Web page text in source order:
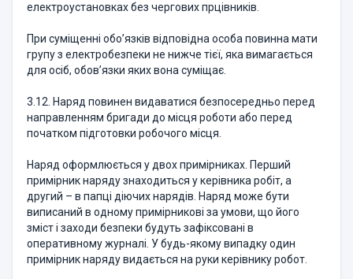
електроустановках без чергових прцівників.
При суміщенні обо’язків відповідна особа повинна мати
групу з електробезпеки не нижче тієї, яка вимагається
для осіб, обов’язки яких вона суміщає.
3.12. Наряд повинен видаватися безпосередньо перед
направленням бригади до місця роботи або перед
початком підготовки робочого місця.
Наряд оформлюється у двох примірниках. Перший
примірник наряду знаходиться у керівника робіт, а
другий – в папці діючих нарядів. Наряд може бути
виписаний в одному примірникові за умови, що його
зміст і заходи безпеки будуть зафіксовані в
оперативному журналі. У будь-якому випадку один
примірник наряду видається на руки керівнику робот.